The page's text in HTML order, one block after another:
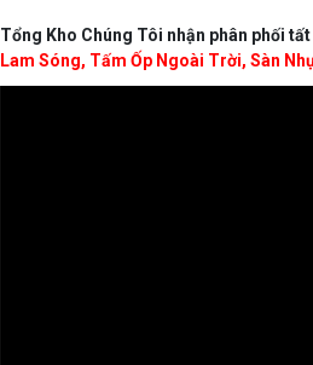
Tổng Kho Chúng Tôi nhận phân phối
Lam Sóng, Tấm Ốp Ngoài Trời, Sàn